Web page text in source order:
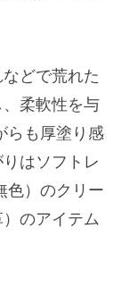
どで荒れた
柔軟性を与
らも厚塗り感
はソフトレ
色）のクリー
のアイテム